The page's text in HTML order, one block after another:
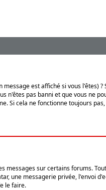
est affiché si vous l'êtes) ?
n'êtes pas banni et que vous ne
Si cela ne fonctionne toujours pas,
messages sur certains forums.
une messagerie privée, l'envoi
le faire.